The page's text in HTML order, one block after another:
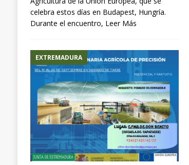
celebra estos días en Budapest, Hungría.
Durante el encuentro, Leer Más
EXTREMADURA